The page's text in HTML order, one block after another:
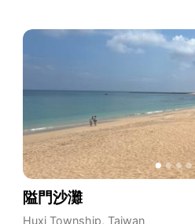
隘門沙灘
Huxi Township, Taiwan